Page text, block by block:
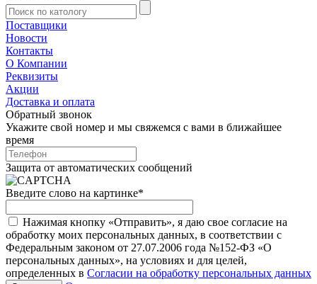
Поставщики
Новости
Контакты
О Компании
Реквизиты
Акции
Доставка и оплата
Обратный звонок
Укажите свой номер и мы свяжемся с вами в ближайшее
время
Защита от автоматических сообщений
Введите слово на картинке*
Нажимая кнопку «Отправить», я даю свое согласие на
обработку моих персональных данных, в соответствии с
Федеральным законом от 27.07.2006 года №152-ФЗ «О
персональных данных», на условиях и для целей,
определенных в Согласии на обработку персональных данных